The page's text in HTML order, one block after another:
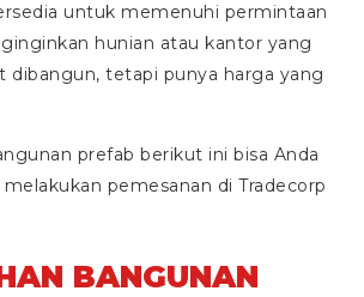
untuk memenuhi permintaan
hunian atau kantor yang
dibangun, tetapi punya harga yang
prefab berikut ini bisa Anda
pemesanan di Tradecorp
BANGUNAN